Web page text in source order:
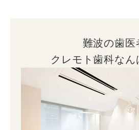
難波の歯医
クレモト歯科なん